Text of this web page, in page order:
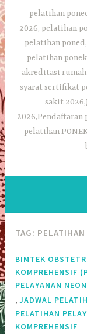
pelatihan
2026, pelatihan
pelatihan
pelatihan
akreditasi
syarat sertifikat
sakit
2026,Pendaftaran
pelatihan
TAG:
BIMTEK
KOMPREHENSIF
PELAYANAN
,JADWAL
PELATIHAN
KOMPREHENSIF